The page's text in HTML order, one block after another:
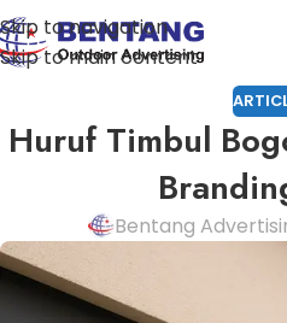
Skip to navigation
Skip to main content
Huruf Timbul
Bentang